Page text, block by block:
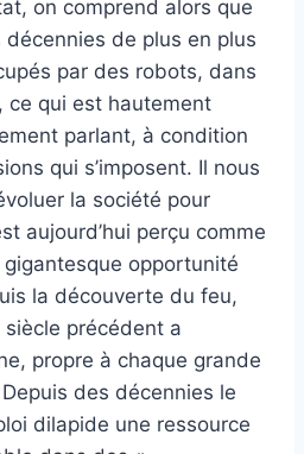
on comprend alors que
de plus en plus
par des robots, dans
ce qui est hautement
parlant, à condition
qui s’imposent. Il nous
la société pour
aujourd’hui perçu comme
opportunité
la découverte du feu,
précédent a
propre à chaque grande
des décennies le
dilapide une ressource